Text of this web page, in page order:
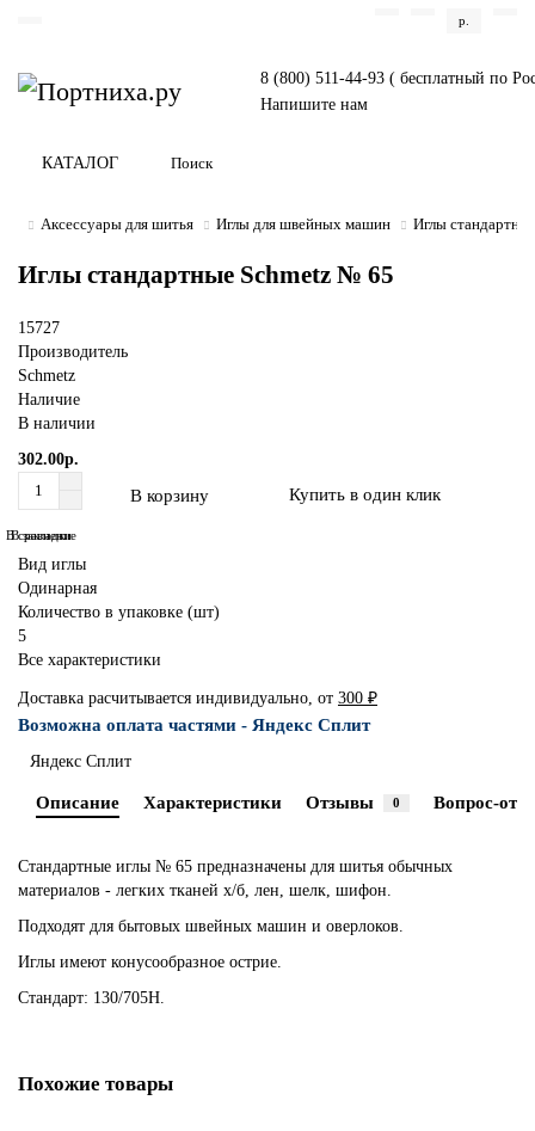
р.
8 (800) 511-44-93 ( бесплатный по
Напишите нам
КАТАЛОГ
Аксессуары для шитья Иглы для швейных машин Иглы
Иглы стандартные Schmetz № 65
15727
Производитель
Schmetz
Наличие
В наличии
302.00р.
В корзину Купить в один клик
В закладки
В сравнение
Вид иглы
Одинарная
Количество в упаковке (шт)
5
Все характеристики
Доставка расчитывается индивидуально, от 300 ₽
Возможна оплата частями - Яндекс Сплит
Яндекс Сплит
Описание Характеристики Отзывы 0 Вопрос-
Стандартные иглы № 65 предназначены для шитья обычных
материалов - легких тканей х/б, лен, шелк, шифон.
Подходят для бытовых швейных машин и оверлоков.
Иглы имеют конусообразное острие.
Стандарт: 130/705H.
Похожие товары